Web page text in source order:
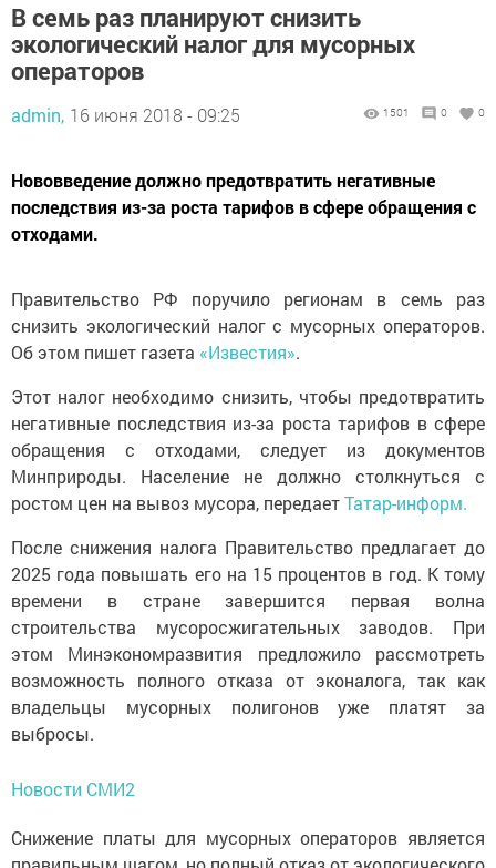
В семь раз планируют снизить
экологический налог для мусорных
операторов
admin, 16 июня 2018 - 09:25 1501 0 0
Нововведение должно предотвратить негативные
последствия из-за роста тарифов в сфере обращения с
отходами.
Правительство РФ поручило регионам в семь раз
снизить экологический налог с мусорных операторов.
Об этом пишет газета «Известия».
Этот налог необходимо снизить, чтобы предотвратить
негативные последствия из-за роста тарифов в сфере
обращения с отходами, следует из документов
Минприроды. Население не должно столкнуться с
ростом цен на вывоз мусора, передаетТатар-информ.
После снижения налога Правительство предлагает до
2025 года повышать его на 15 процентов в год. К тому
времени в стране завершится первая волна
строительства мусоросжигательных заводов. При
этом Минэкономразвития предложило рассмотреть
возможность полного отказа от эконалога, так как
владельцы мусорных полигонов уже платят за
выбросы.
Новости СМИ2
Снижение платы для мусорных операторов является